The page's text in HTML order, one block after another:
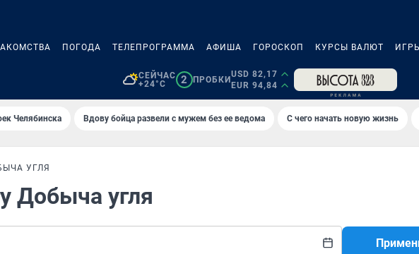
ПОГОДА ТЕЛЕПРОГРАММА АФИША ГОРОСКОП КУРСЫ ВАЛЮТ
СЕЙЧАС
+24°C
2 ПРОБКИ
USD 82,17
EUR 94,84
Челябинска Вдову бойца развели с мужем без ее ведома С чего начать новую жизнь
УГЛЯ
Добыча угля